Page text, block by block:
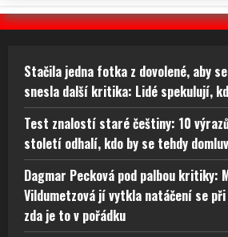
Stačila jedna fotka z dovolené, aby
snesla další kritika: Lidé spekulují,
Test znalostí staré češtiny: 10
století odhalí, kdo by se tehdy
Dagmar Pecková pod palbou kritiky:
Vildumetzová jí vytkla natáčení se
zda je to v pořádku